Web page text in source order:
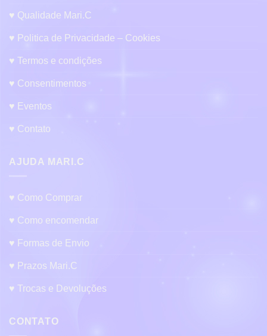
♥ Qualidade Mari.C
♥ Politica de Privacidade – Cookies
♥ Termos e condições
♥ Consentimentos
♥ Eventos
♥ Contato
AJUDA MARI.C
♥ Como Comprar
♥ Como encomendar
♥ Formas de Envio
♥ Prazos Mari.C
♥ Trocas e Devoluções
CONTATO